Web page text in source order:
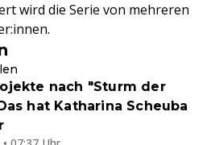
wird die Serie von mehreren
nach "Sturm der
hat Katharina Scheuba